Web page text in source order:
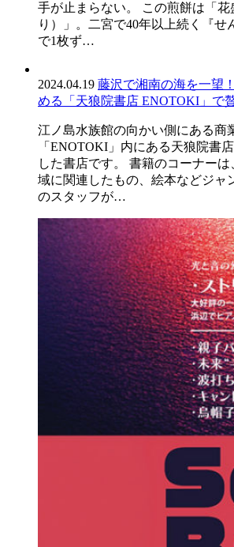
手が止まらない。 この煎餅は「花
り）」。二宮で40年以上続く『せ
で1枚ず…
2024.04.19 藤沢で湘南の海を一望
める「天狼院書店 ENOTOKI」で
江ノ島水族館の向かい側にある商
「ENOTOKI」内にある天狼院書
した書店です。 書籍のコーナー
域に関連したもの、絵本などジャ
のスタッフが…